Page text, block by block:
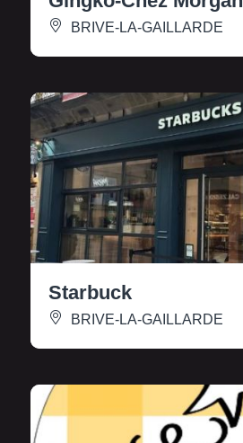
BRIVE-LA-GAILLARDE
Starbuck
BRIVE-LA-GAILLARDE